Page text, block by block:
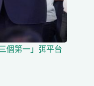
個第一」弭平台